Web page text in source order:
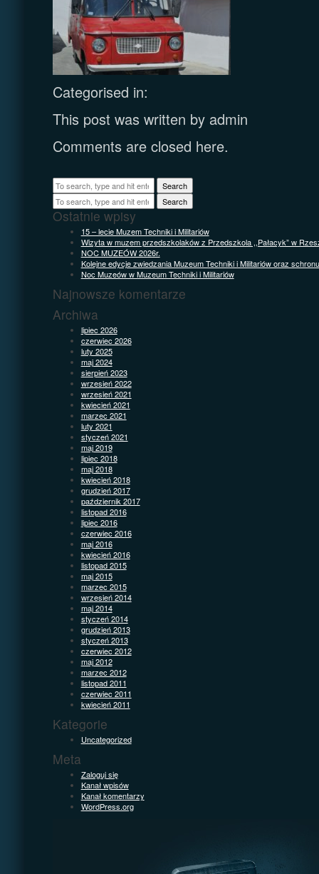
Categorised in:
This post was written by admin
Comments are closed here.
Search
Search
Ostatnie wpisy
15 – lecie Muzem Techniki i Militariów
Wizyta w muzem przedszkolaków z Przedszkola ,,Pałacyk” w
NOC MUZEÓW 2026r.
Kolejne edycje zwiedzania Muzeum Techniki i Militariów oraz
Noc Muzeów w Muzeum Techniki i Militariów
Najnowsze komentarze
Archiwa
lipiec 2026
czerwiec 2026
luty 2025
maj 2024
sierpień 2023
wrzesień 2022
wrzesień 2021
kwiecień 2021
marzec 2021
luty 2021
styczeń 2021
maj 2019
lipiec 2018
maj 2018
kwiecień 2018
grudzień 2017
październik 2017
listopad 2016
lipiec 2016
czerwiec 2016
maj 2016
kwiecień 2016
listopad 2015
maj 2015
marzec 2015
wrzesień 2014
maj 2014
styczeń 2014
grudzień 2013
styczeń 2013
czerwiec 2012
maj 2012
marzec 2012
listopad 2011
czerwiec 2011
kwiecień 2011
Kategorie
Uncategorized
Meta
Zaloguj się
Kanał wpisów
Kanał komentarzy
WordPress.org